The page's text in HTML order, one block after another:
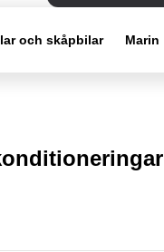
och skåpbilar Marin